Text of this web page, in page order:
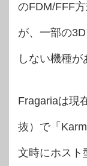
のFDM/FFF
が、一部の
しない機種が
Fragariaは現
抜）で「
文時にホスト